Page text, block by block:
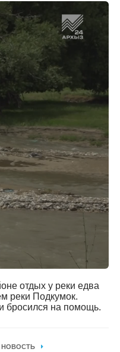
отдых у реки едва
реки Подкумок.
бросился на помощь.